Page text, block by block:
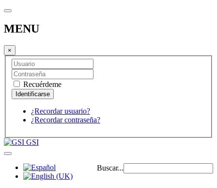
MENU
×
Recuérdeme
¿Recordar usuario?
¿Recordar contraseña?
GSI
Buscar...